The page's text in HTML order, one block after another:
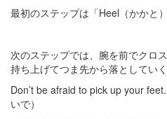
最初のステップは「Heel（かかと
次のステップでは、腕を前でクロ
持ち上げてつま先から落としてい
Don’t be afraid to pick up your
いで）